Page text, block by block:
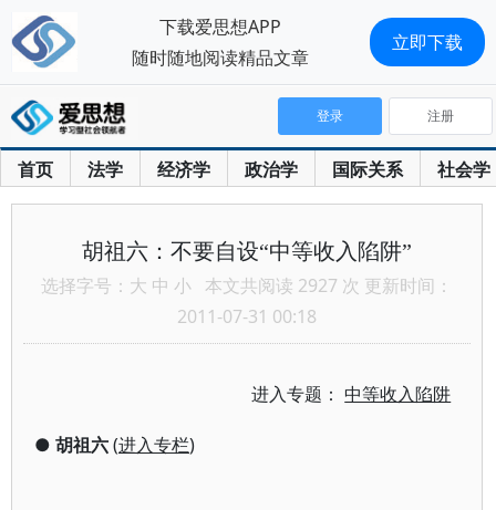
首页 法学 经济学 政治学 国际关系 社会学
登录 注册
胡祖六：不要自设“中等收入陷阱”
选择字号： 大 中 小 本文共阅读 2927 次 更新时间：
2011-07-31 00:18
进入专题：中等收入陷阱
● 胡祖六(进入专栏)
下载爱思想APP
随时随地阅读精品文章
立即下载